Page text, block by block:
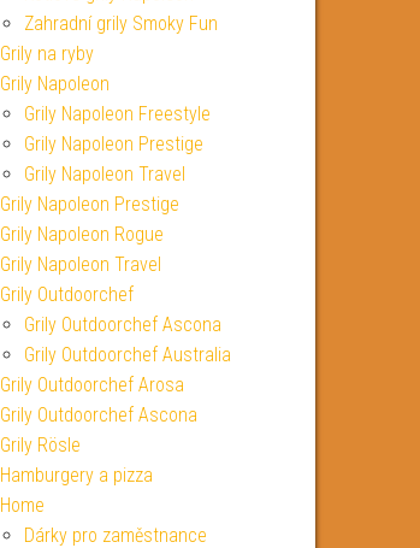
Zahradní grily Smoky Fun
Grily na ryby
Grily Napoleon
Grily Napoleon Freestyle
Grily Napoleon Prestige
Grily Napoleon Travel
Grily Napoleon Prestige
Grily Napoleon Rogue
Grily Napoleon Travel
Grily Outdoorchef
Grily Outdoorchef Ascona
Grily Outdoorchef Australia
Grily Outdoorchef Arosa
Grily Outdoorchef Ascona
Grily Rösle
Hamburgery a pizza
Home
Dárky pro zaměstnance